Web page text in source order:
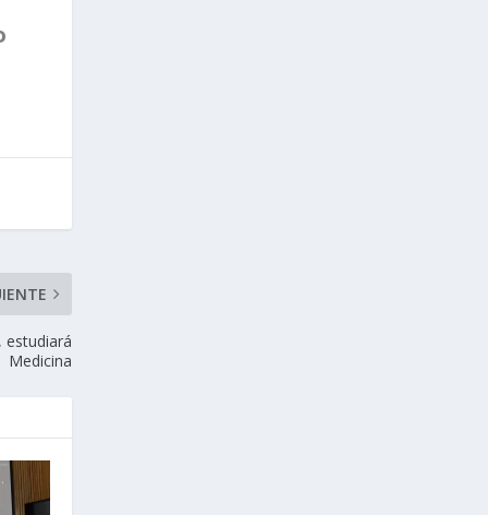
estudiará
Medicina